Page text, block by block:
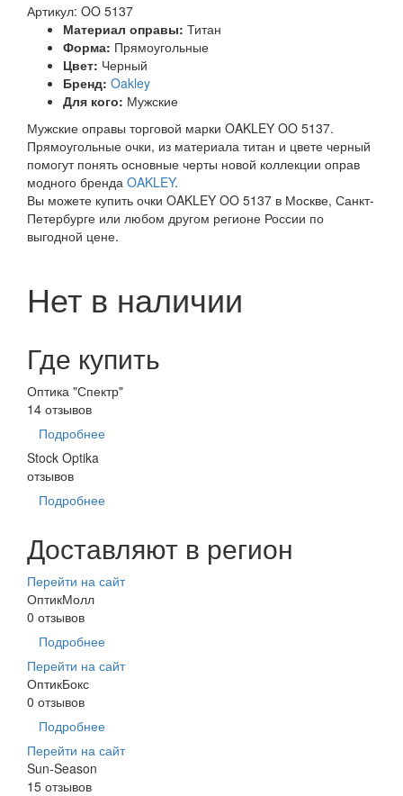
Артикул: OO 5137
Материал оправы: Титан
Форма: Прямоугольные
Цвет: Черный
Бренд: Oakley
Для кого: Мужские
Мужские оправы торговой марки OAKLEY OO 5137.
Прямоугольные очки, из материала титан и цвете черный
помогут понять основные черты новой коллекции оправ
модного бренда OAKLEY.
Вы можете купить очки OAKLEY OO 5137 в Москве, Санкт-
Петербурге или любом другом регионе России по
выгодной цене.
Нет в наличии
Где купить
Оптика "Спектр"
14 отзывов
Подробнее
Stock Optika
отзывов
Подробнее
Доставляют в регион
Перейти на сайт
ОптикМолл
0 отзывов
Подробнее
Перейти на сайт
ОптикБокс
0 отзывов
Подробнее
Перейти на сайт
Sun-Season
15 отзывов